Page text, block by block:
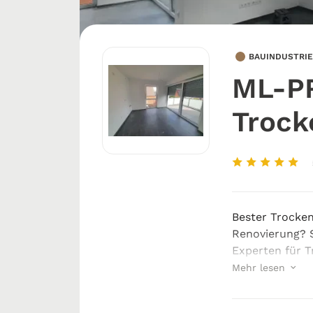
ML-
Bester
Renovierung?
Experten für
verlassen
Mehr lesen